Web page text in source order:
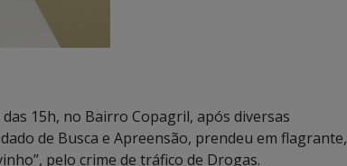
15h, no Bairro Copagril, após diversas
de Busca e Apreensão, prendeu em flagrante,
pelo crime de tráfico de Drogas.